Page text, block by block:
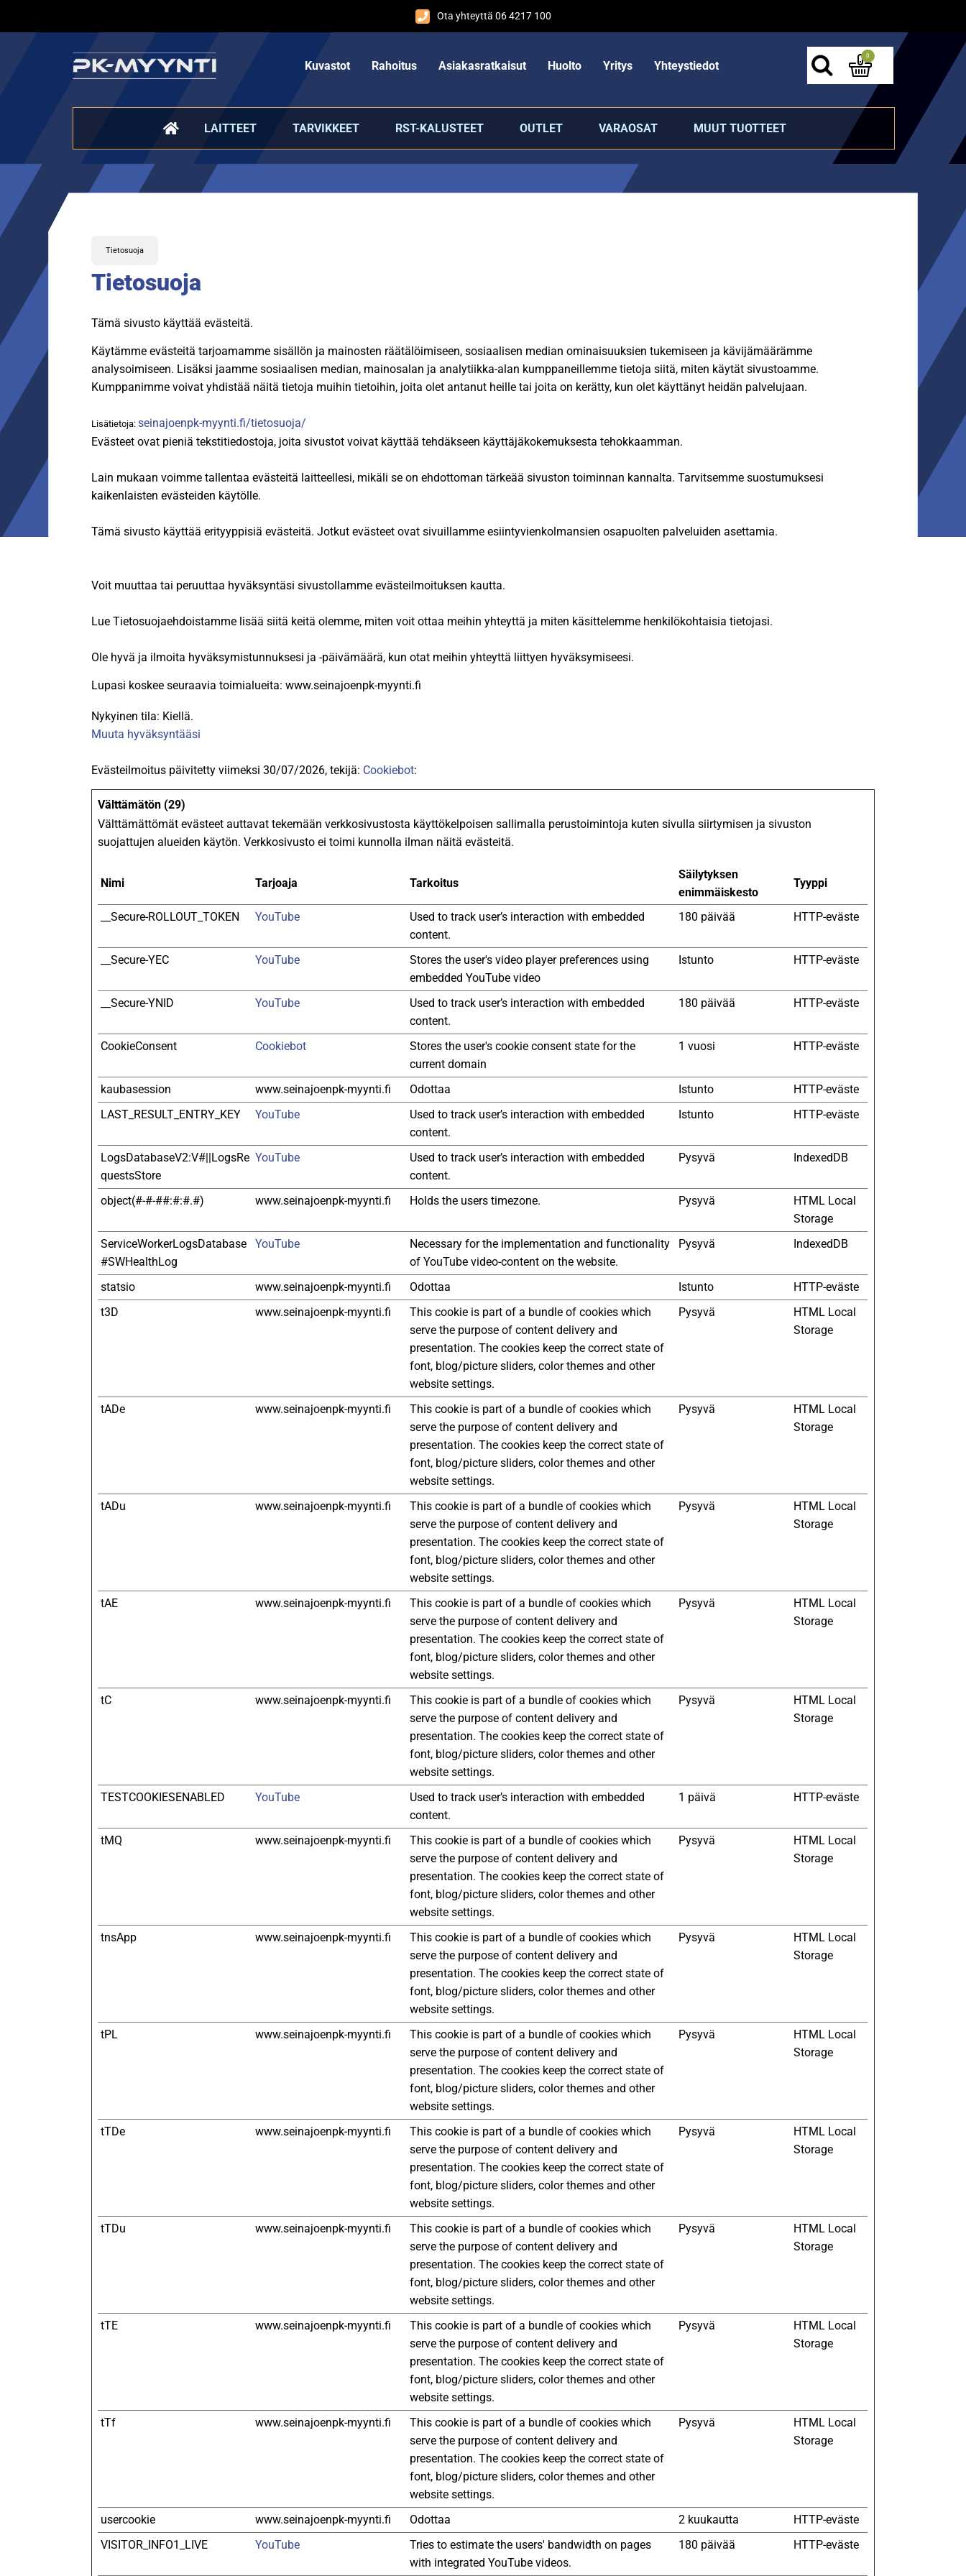
Ota yhteyttä 06 4217 100
Kuvastot Rahoitus Asiakasratkaisut Huolto Yritys Yhteystiedot
0
LAITTEET TARVIKKEET RST-KALUSTEET OUTLET VARAOSAT MUUT TUOTTEET
Tietosuoja
Tietosuoja
Tämä sivusto käyttää evästeitä.
Käytämme evästeitä tarjoamamme sisällön ja mainosten räätälöimiseen, sosiaalisen median ominaisuuksien tukemiseen ja kävijämäärämme
analysoimiseen. Lisäksi jaamme sosiaalisen median, mainosalan ja analytiikka-alan kumppaneillemme tietoja siitä, miten käytät sivustoamme.
Kumppanimme voivat yhdistää näitä tietoja muihin tietoihin, joita olet antanut heille tai joita on kerätty, kun olet käyttänyt heidän palvelujaan.
Lisätietoja:seinajoenpk-myynti.fi/tietosuoja/
Evästeet ovat pieniä tekstitiedostoja, joita sivustot voivat käyttää tehdäkseen käyttäjäkokemuksesta tehokkaamman.
Lain mukaan voimme tallentaa evästeitä laitteellesi, mikäli se on ehdottoman tärkeää sivuston toiminnan kannalta. Tarvitsemme suostumuksesi
kaikenlaisten evästeiden käytölle.
Tämä sivusto käyttää erityyppisiä evästeitä. Jotkut evästeet ovat sivuillamme esiintyvienkolmansien osapuolten palveluiden asettamia.
Voit muuttaa tai peruuttaa hyväksyntäsi sivustollamme evästeilmoituksen kautta.
Lue Tietosuojaehdoistamme lisää siitä keitä olemme, miten voit ottaa meihin yhteyttä ja miten käsittelemme henkilökohtaisia tietojasi.
Ole hyvä ja ilmoita hyväksymistunnuksesi ja -päivämäärä, kun otat meihin yhteyttä liittyen hyväksymiseesi.
Lupasi koskee seuraavia toimialueita: www.seinajoenpk-myynti.fi
Nykyinen tila: Kiellä.
Muuta hyväksyntääsi
Evästeilmoitus päivitetty viimeksi 30/07/2026, tekijä: Cookiebot:
Välttämätön (29)
Välttämättömät evästeet auttavat tekemään verkkosivustosta käyttökelpoisen sallimalla perustoimintoja kuten sivulla siirtymisen ja sivuston
suojattujen alueiden käytön. Verkkosivusto ei toimi kunnolla ilman näitä evästeitä.
Nimi Tarjoaja Tarkoitus
Säilytyksen
enimmäiskesto
Tyyppi
__Secure-ROLLOUT_TOKEN YouTube
Used to track user’s interaction with embedded
content.
180 päivää HTTP-eväste
__Secure-YEC YouTube
Stores the user's video player preferences using
embedded YouTube video
Istunto HTTP-eväste
__Secure-YNID YouTube
Used to track user’s interaction with embedded
content.
180 päivää HTTP-eväste
CookieConsent Cookiebot
Stores the user's cookie consent state for the
current domain
1 vuosi HTTP-eväste
kaubasession www.seinajoenpk-myynti.fi Odottaa Istunto
HTTP-eväste
LAST_RESULT_ENTRY_KEY
YouTube
Used to track user’s interaction with embedded
content.
Istunto HTTP-eväste
LogsDatabaseV2:V#||LogsRe
questsStore
YouTube
Used to track user’s interaction with embedded
content.
Pysyvä IndexedDB
object(#-#-##:#:#.#) www.seinajoenpk-myynti.fi Holds the users timezone. Pysyvä
HTML Local
Storage
ServiceWorkerLogsDatabase
#SWHealthLog
YouTube
Necessary for the implementation and functionality
of YouTube video-content on the website.
Pysyvä IndexedDB
statsio www.seinajoenpk-myynti.fi Odottaa Istunto
HTTP-eväste
t3D
www.seinajoenpk-myynti.fi
This cookie is part of a bundle of cookies which
serve the purpose of content delivery and
presentation. The cookies keep the correct state of
font, blog/picture sliders, color themes and other
website settings.
Pysyvä
HTML Local
Storage
tADe www.seinajoenpk-myynti.fi
This cookie is part of a bundle of cookies which
serve the purpose of content delivery and
presentation. The cookies keep the correct state of
font, blog/picture sliders, color themes and other
website settings.
Pysyvä
HTML Local
Storage
tADu www.seinajoenpk-myynti.fi
This cookie is part of a bundle of cookies which
serve the purpose of content delivery and
presentation. The cookies keep the correct state of
font, blog/picture sliders, color themes and other
website settings.
Pysyvä
HTML Local
Storage
tAE www.seinajoenpk-myynti.fi
This cookie is part of a bundle of cookies which
serve the purpose of content delivery and
presentation. The cookies keep the correct state of
font, blog/picture sliders, color themes and other
website settings.
Pysyvä
HTML Local
Storage
tC www.seinajoenpk-myynti.fi
This cookie is part of a bundle of cookies which
serve the purpose of content delivery and
presentation. The cookies keep the correct state of
font, blog/picture sliders, color themes and other
website settings.
Pysyvä
HTML Local
Storage
TESTCOOKIESENABLED YouTube
Used to track user’s interaction with embedded
content.
1 päivä HTTP-eväste
tMQ www.seinajoenpk-myynti.fi
This cookie is part of a bundle of cookies which
serve the purpose of content delivery and
presentation. The cookies keep the correct state of
font, blog/picture sliders, color themes and other
website settings.
Pysyvä
HTML Local
Storage
tnsApp www.seinajoenpk-myynti.fi
This cookie is part of a bundle of cookies which
serve the purpose of content delivery and
presentation. The cookies keep the correct state of
font, blog/picture sliders, color themes and other
website settings.
Pysyvä
HTML Local
Storage
tPL www.seinajoenpk-myynti.fi
This cookie is part of a bundle of cookies which
serve the purpose of content delivery and
presentation. The cookies keep the correct state of
font, blog/picture sliders, color themes and other
website settings.
Pysyvä
HTML Local
Storage
tTDe www.seinajoenpk-myynti.fi
This cookie is part of a bundle of cookies which
serve the purpose of content delivery and
presentation. The cookies keep the correct state of
font, blog/picture sliders, color themes and other
website settings.
Pysyvä
HTML Local
Storage
tTDu www.seinajoenpk-myynti.fi
This cookie is part of a bundle of cookies which
serve the purpose of content delivery and
presentation. The cookies keep the correct state of
font, blog/picture sliders, color themes and other
website settings.
Pysyvä
HTML Local
Storage
tTE www.seinajoenpk-myynti.fi
This cookie is part of a bundle of cookies which
serve the purpose of content delivery and
presentation. The cookies keep the correct state of
font, blog/picture sliders, color themes and other
website settings.
Pysyvä
HTML Local
Storage
tTf www.seinajoenpk-myynti.fi
This cookie is part of a bundle of cookies which
serve the purpose of content delivery and
presentation. The cookies keep the correct state of
font, blog/picture sliders, color themes and other
website settings.
Pysyvä
HTML Local
Storage
usercookie www.seinajoenpk-myynti.fi Odottaa 2 kuukautta
HTTP-eväste
VISITOR_INFO1_LIVE
YouTube
Tries to estimate the users' bandwidth on pages
with integrated YouTube videos.
180 päivää HTTP-eväste